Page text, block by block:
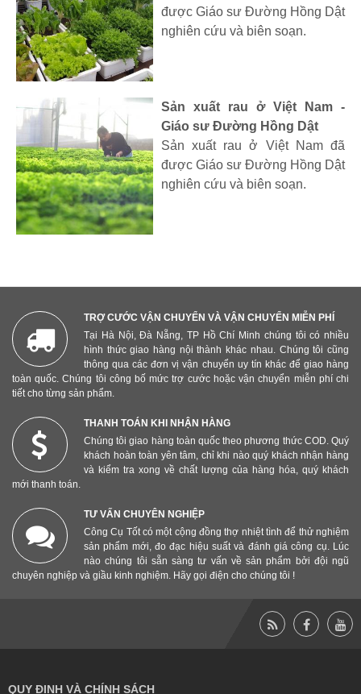
được Giáo sư Đường Hồng Dật
nghiên cứu và biên soạn.
Sản xuất rau ở Việt Nam -
Giáo sư Đường Hồng Dật
Sản xuất rau ở Việt Nam đã
được Giáo sư Đường Hồng Dật
nghiên cứu và biên soạn.
TRỢ CƯỚC VẬN CHUYỂN VÀ VẬN CHUYỂN MIỄN PHÍ
Tại Hà Nội, Đà Nẵng, TP Hồ Chí Minh chúng tôi có nhiều
hình thức giao hàng nội thành khác nhau. Chúng tôi cũng
thông qua các đơn vị vận chuyển uy tín khác để giao hàng
toàn quốc. Chúng tôi công bố mức trợ cước hoặc vận chuyển miễn phí chi
tiết cho từng sản phẩm.
THANH TOÁN KHI NHẬN HÀNG
Chúng tôi giao hàng toàn quốc theo phương thức COD. Quý
khách hoàn toàn yên tâm, chỉ khi nào quý khách nhận hàng
và kiểm tra xong về chất lượng của hàng hóa, quý khách
mới thanh toán.
TƯ VẤN CHUYÊN NGHIỆP
Công Cụ Tốt có một cộng đồng thợ nhiệt tình để thử nghiệm
sản phẩm mới, đo đạc hiệu suất và đánh giá công cụ. Lúc
nào chúng tôi sẵn sàng tư vấn về sản phẩm bởi đội ngũ
chuyên nghiệp và giầu kinh nghiệm. Hãy gọi điện cho chúng tôi !
QUY ĐỊNH VÀ CHÍNH SÁCH